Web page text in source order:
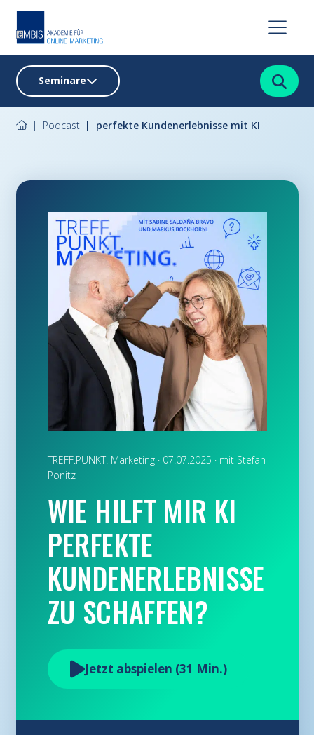
Seminare Suchen
Podcast perfekte Kundenerlebnisse mit KI
TREFF.PUNKT. Marketing · 07.07.2025 · mit Stefan
Ponitz
WIE HILFT MIR KI
PERFEKTE
KUNDENERLEBNISSE
ZU SCHAFFEN?
Jetzt abspielen (31 Min.)